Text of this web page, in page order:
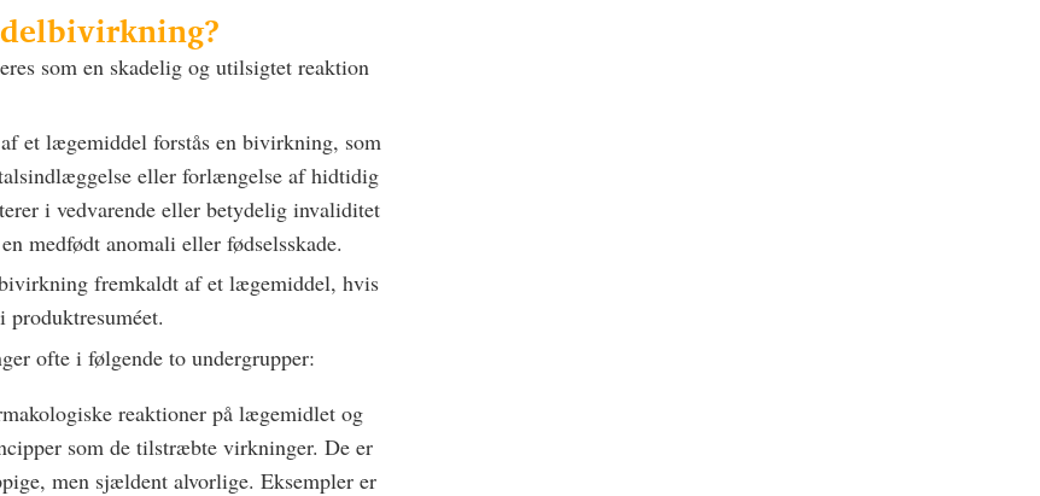
som en skadelig og utilsigtet reaktion
et lægemiddel forstås en bivirkning, som
eller forlængelse af hidtidig
i vedvarende eller betydelig invaliditet
medfødt anomali eller fødselsskade.
fremkaldt af et lægemiddel, hvis
ofte i følgende to undergrupper:
reaktioner på lægemidlet og
som de tilstræbte virkninger. De er
men sjældent alvorlige. Eksempler er